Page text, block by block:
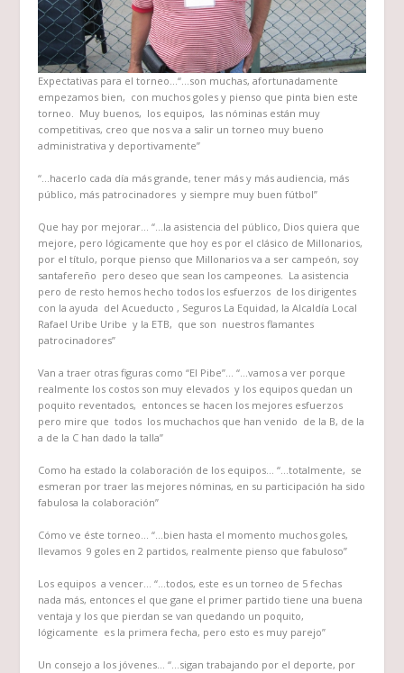
Expectativas para el torneo…“…son muchas, afortunadamente
empezamos bien, con muchos goles y pienso que pinta bien este
torneo. Muy buenos, los equipos, las nóminas están muy
competitivas, creo que nos va a salir un torneo muy bueno
administrativa y deportivamente”
“…hacerlo cada día más grande, tener más y más audiencia, más
público, más patrocinadores y siempre muy buen fútbol”
Que hay por mejorar… “…la asistencia del público, Dios quiera que
mejore, pero lógicamente que hoy es por el clásico de Millonarios,
por el título, porque pienso que Millonarios va a ser campeón, soy
santafereño pero deseo que sean los campeones. La asistencia
pero de resto hemos hecho todos los esfuerzos de los dirigentes
con la ayuda del Acueducto , Seguros La Equidad, la Alcaldía Local
Rafael Uribe Uribe y la ETB, que son nuestros flamantes
patrocinadores”
Van a traer otras figuras como “El Pibe”… “…vamos a ver porque
realmente los costos son muy elevados y los equipos quedan un
poquito reventados, entonces se hacen los mejores esfuerzos
pero mire que todos los muchachos que han venido de la B, de la
a de la C han dado la talla”
Como ha estado la colaboración de los equipos…“…totalmente, se
esmeran por traer las mejores nóminas, en su participación ha sido
fabulosa la colaboración”
Cómo ve éste torneo…“…bien hasta el momento muchos goles,
llevamos 9 goles en 2 partidos, realmente pienso que fabuloso”
Los equipos a vencer…“…todos, este es un torneo de 5 fechas
nada más, entonces el que gane el primer partido tiene una buena
ventaja y los que pierdan se van quedando un poquito,
lógicamente es la primera fecha, pero esto es muy parejo”
Un consejo a los jóvenes…“…sigan trabajando por el deporte, por